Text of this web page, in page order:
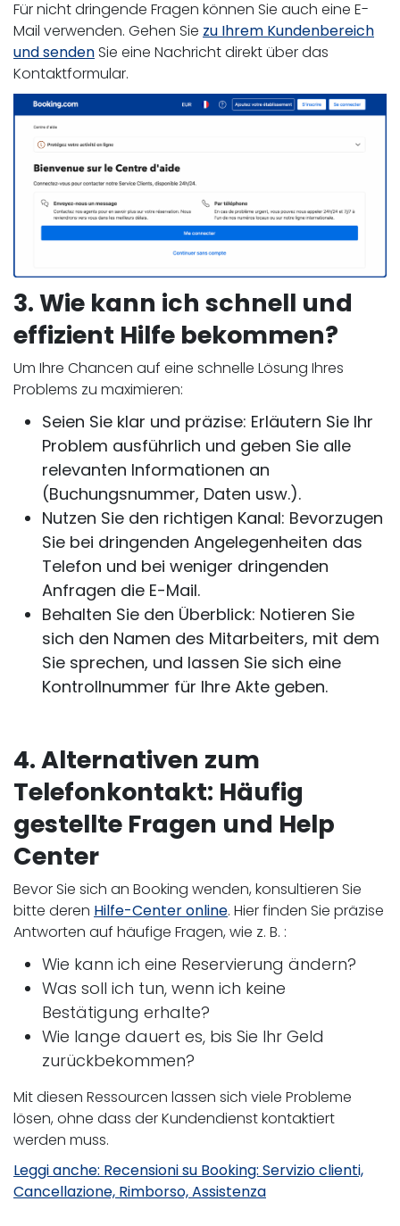
Für nicht dringende Fragen können Sie auch eine E-
Mail verwenden. Gehen Sie zu Ihrem Kundenbereich
und senden Sie eine Nachricht direkt über das
Kontaktformular.
3. Wie kann ich schnell und
effizient Hilfe bekommen?
Um Ihre Chancen auf eine schnelle Lösung Ihres
Problems zu maximieren:
Seien Sie klar und präzise: Erläutern Sie Ihr
Problem ausführlich und geben Sie alle
relevanten Informationen an
(Buchungsnummer, Daten usw.).
Nutzen Sie den richtigen Kanal: Bevorzugen
Sie bei dringenden Angelegenheiten das
Telefon und bei weniger dringenden
Anfragen die E-Mail.
Behalten Sie den Überblick: Notieren Sie
sich den Namen des Mitarbeiters, mit dem
Sie sprechen, und lassen Sie sich eine
Kontrollnummer für Ihre Akte geben.
4. Alternativen zum
Telefonkontakt: Häufig
gestellte Fragen und Help
Center
Bevor Sie sich an Booking wenden, konsultieren Sie
bitte deren Hilfe-Center online. Hier finden Sie präzise
Antworten auf häufige Fragen, wie z. B. :
Wie kann ich eine Reservierung ändern?
Was soll ich tun, wenn ich keine
Bestätigung erhalte?
Wie lange dauert es, bis Sie Ihr Geld
zurückbekommen?
Mit diesen Ressourcen lassen sich viele Probleme
lösen, ohne dass der Kundendienst kontaktiert
werden muss.
Leggi anche: Recensioni su Booking: Servizio clienti,
Cancellazione, Rimborso, Assistenza